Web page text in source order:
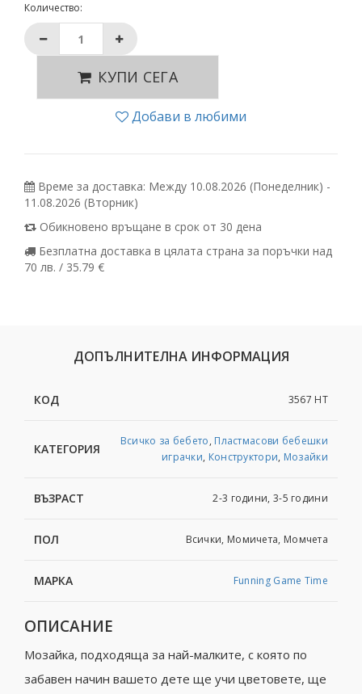
Количество:
КУПИ СЕГА
Добави в любими
Време за доставка: Между 10.08.2026 (Понеделник) -
11.08.2026 (Вторник)
Обикновено връщане в срок от 30 дена
Безплатна доставка в цялата страна за поръчки над
70 лв. / 35.79 €
ДОПЪЛНИТЕЛНА ИНФОРМАЦИЯ
КОД 3567 HT
КАТЕГОРИЯ
Всичко за бебето, Пластмасови бебешки
играчки, Конструктори, Мозайки
ВЪЗРАСТ 2-3 години, 3-5 години
ПОЛ Всички, Момичета, Момчета
МАРКА Funning Game Time
ОПИСАНИЕ
Мозайка, подходяща за най-малките, с която по
забавен начин вашето дете ще учи цветовете, ще